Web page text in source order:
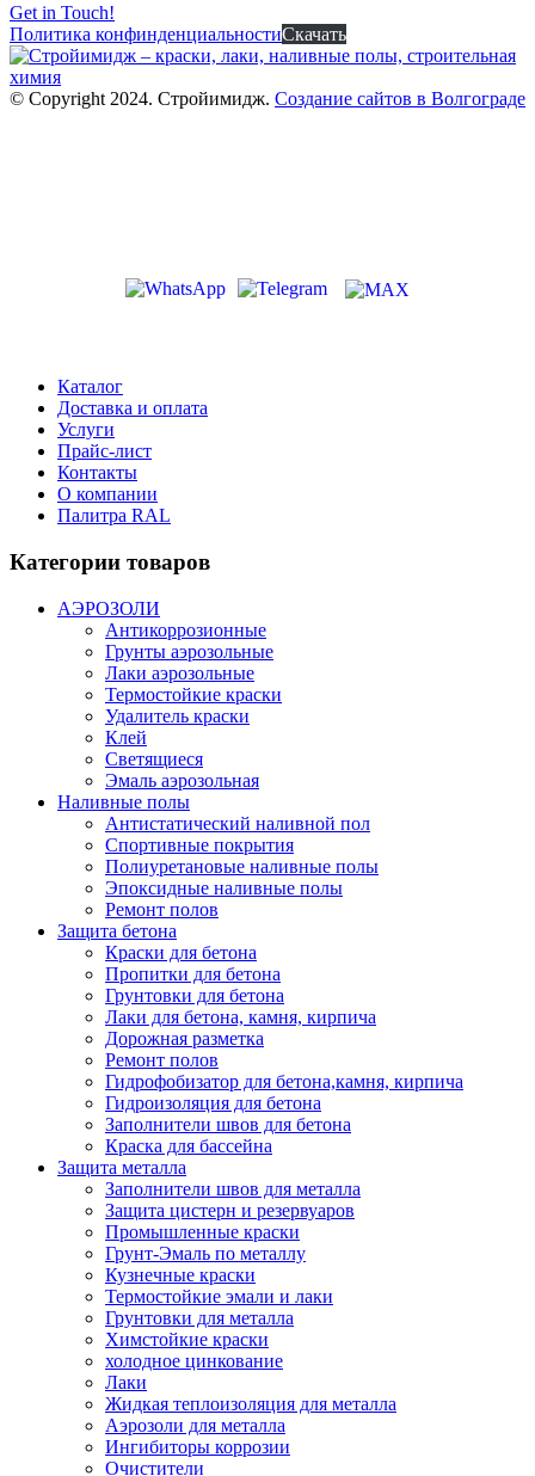
Get in Touch!
Политика конфинденциальностиСкачать
© Copyright 2024. Стройимидж. Создание сайтов в Волгограде
Каталог
Доставка и оплата
Услуги
Прайс-лист
Контакты
О компании
Палитра RAL
Категории товаров
АЭРОЗОЛИ
Антикоррозионные
Грунты аэрозольные
Лаки аэрозольные
Термостойкие краски
Удалитель краски
Клей
Светящиеся
Эмаль аэрозольная
Наливные полы
Антистатический наливной пол
Спортивные покрытия
Полиуретановые наливные полы
Эпоксидные наливные полы
Ремонт полов
Защита бетона
Краски для бетона
Пропитки для бетона
Грунтовки для бетона
Лаки для бетона, камня, кирпича
Дорожная разметка
Ремонт полов
Гидрофобизатор для бетона,камня, кирпича
Гидроизоляция для бетона
Заполнители швов для бетона
Краска для бассейна
Защита металла
Заполнители швов для металла
Защита цистерн и резервуаров
Промышленные краски
Грунт-Эмаль по металлу
Кузнечные краски
Термостойкие эмали и лаки
Грунтовки для металла
Химстойкие краски
холодное цинкование
Лаки
Жидкая теплоизоляция для металла
Аэрозоли для металла
Ингибиторы коррозии
Очистители